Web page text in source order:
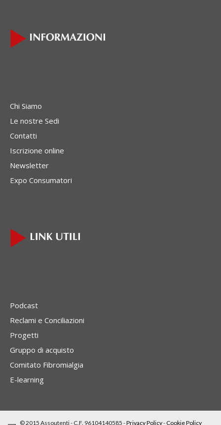
Chi Siamo
Le nostre Sedi
Contatti
Iscrizione online
Newsletter
Expo Consumatori
Podcast
Reclami e Conciliazioni
Progetti
Gruppo di acquisto
Comitato Fibromialgia
E-learning
© 2015 Assoutenti - C.F. 96104140585 -Privacy Policy-Cookie Policy